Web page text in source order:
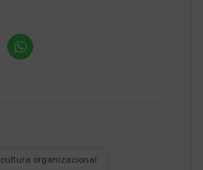
cultura organizacional